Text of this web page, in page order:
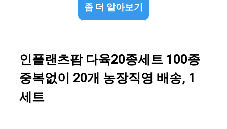
좀 더 알아보기
인플랜츠팜 다육20종세트 100종
중복없이 20개 농장직영 배송, 1
세트